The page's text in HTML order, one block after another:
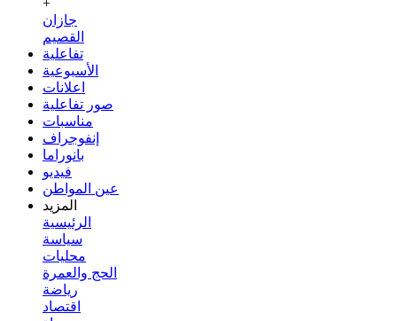
+
جازان
القصيم
تفاعلية
الأسبوعية
اعلانات
صور تفاعلية
مناسبات
إنفوجراف
بانوراما
فيديو
عين المواطن
المزيد
الرئيسية
سياسة
محليات
الحج والعمرة
رياضة
اقتصاد